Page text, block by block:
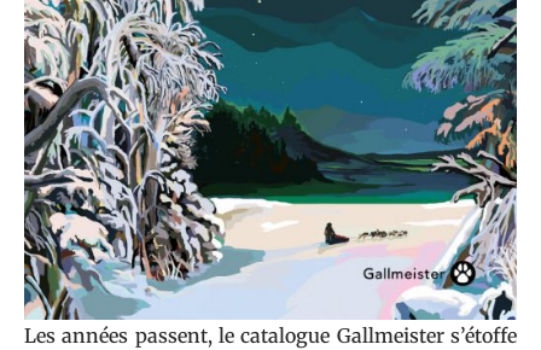
Les années passent, le catalogue Gallmeisters’étoffe